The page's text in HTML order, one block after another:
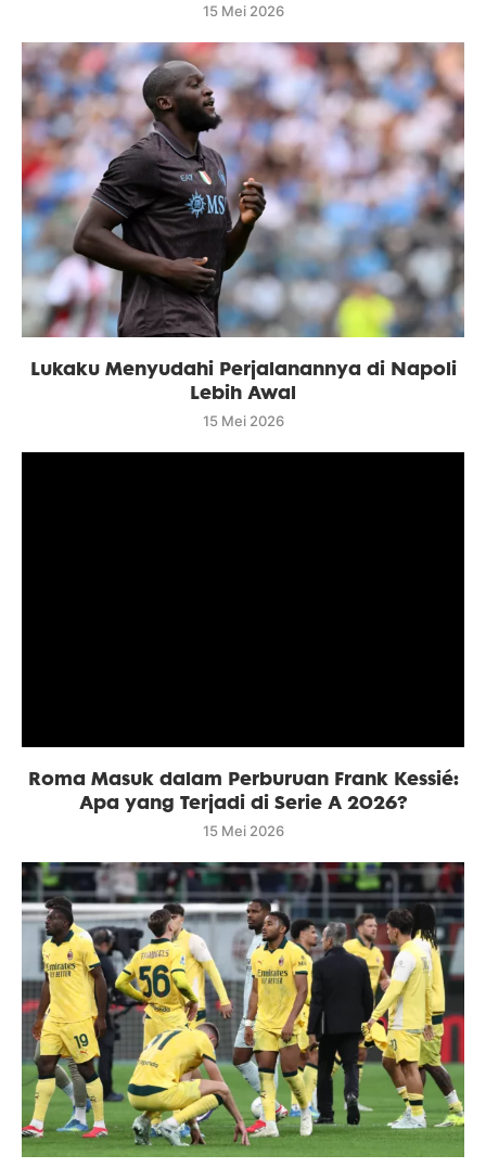
15 Mei 2026
Lukaku Menyudahi Perjalanannya di Napoli
Lebih Awal
15 Mei 2026
Roma Masuk dalam Perburuan Frank Kessié:
Apa yang Terjadi di Serie A 2026?
15 Mei 2026